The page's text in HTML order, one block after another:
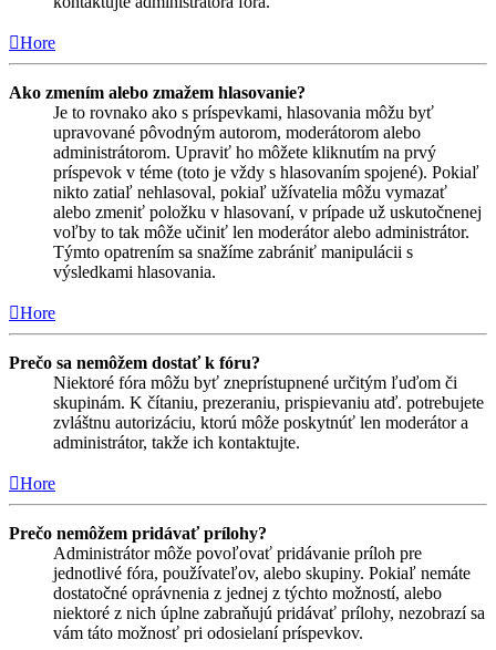
Hore
Ako zmením alebo zmažem hlasovanie?
Je to rovnako ako s príspevkami, hlasovania môžu byť
upravované pôvodným autorom, moderátorom alebo
administrátorom. Upraviť ho môžete kliknutím na prvý
príspevok v téme (toto je vždy s hlasovaním spojené). Pokiaľ
nikto zatiaľ nehlasoval, pokiaľ užívatelia môžu vymazať
alebo zmeniť položku v hlasovaní, v prípade už uskutočnenej
voľby to tak môže učiniť len moderátor alebo administrátor.
Týmto opatrením sa snažíme zabrániť manipulácii s
výsledkami hlasovania.
Hore
Prečo sa nemôžem dostať k fóru?
Niektoré fóra môžu byť zneprístupnené určitým ľuďom či
skupinám. K čítaniu, prezeraniu, prispievaniu atď. potrebujete
zvláštnu autorizáciu, ktorú môže poskytnúť len moderátor a
administrátor, takže ich kontaktujte.
Hore
Prečo nemôžem pridávať prílohy?
Administrátor môže povoľovať pridávanie príloh pre
jednotlivé fóra, používateľov, alebo skupiny. Pokiaľ nemáte
dostatočné oprávnenia z jednej z týchto možností, alebo
niektoré z nich úplne zabraňujú pridávať prílohy, nezobrazí sa
vám táto možnosť pri odosielaní príspevkov.